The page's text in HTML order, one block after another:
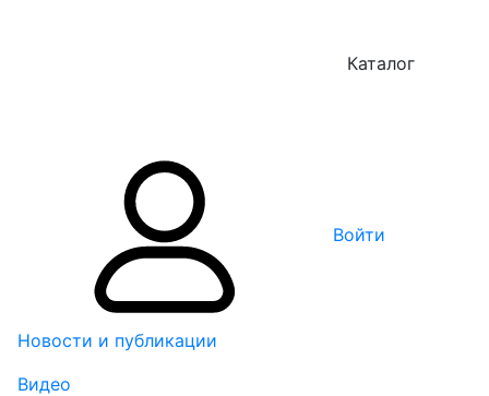
Каталог
Войти
Новости и публикации
Видео